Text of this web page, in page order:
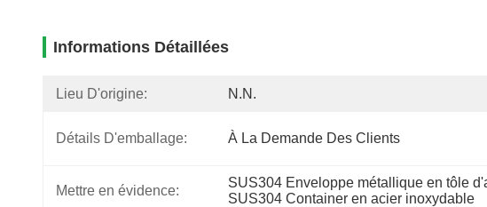
Informations Détaillées
Lieu D'origine: N.N.
Détails D'emballage: À La Demande Des Clients
Mettre en évidence:
SUS304 Enveloppe métallique en tôle
SUS304 Container en acier inoxydable